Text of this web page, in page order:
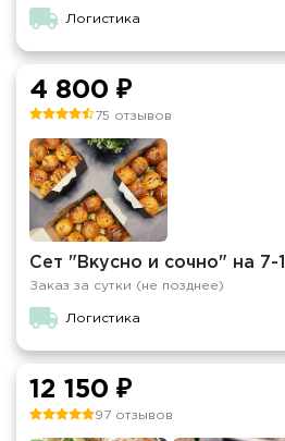
Логистика
4 800 ₽
75 отзывов
Сет "Вкусно и сочно" на 7-
Заказ за сутки (не позднее)
Логистика
12 150 ₽
97 отзывов